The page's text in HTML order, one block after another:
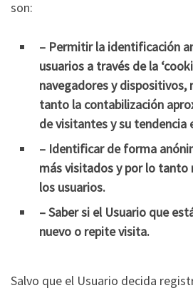
son:
– Permitir la identificación
usuarios a través de la
navegadores y dispositivos,
tanto la contabilización
de visitantes y su tendencia
– Identificar de forma
más visitados y por lo tanto
los usuarios.
– Saber si el Usuario que
nuevo o repite visita.
Salvo que el Usuario decida